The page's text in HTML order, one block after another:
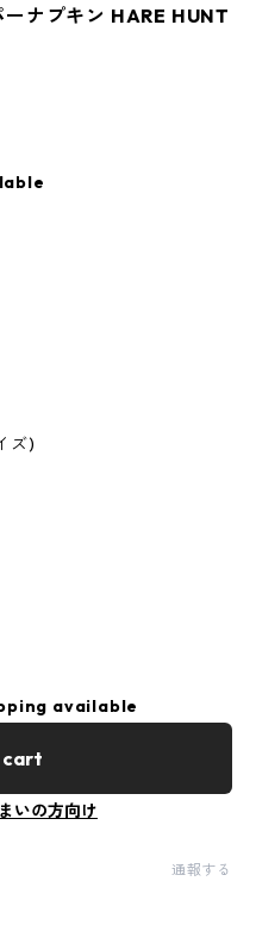
ーナプキン HARE HUNT
ズ)
available
cart
いの方向け
通報する